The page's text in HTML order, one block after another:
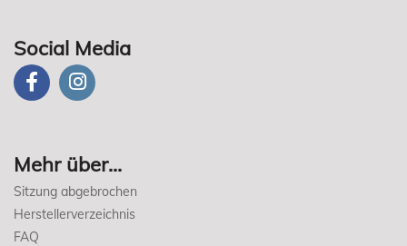
Social Media
Mehr über...
Sitzung abgebrochen
Herstellerverzeichnis
FAQ